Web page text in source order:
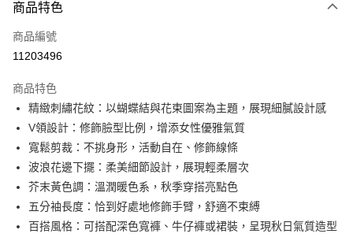
信用卡一次付款
信用卡分期付款
合作金庫商業銀行
華南商業銀行
彰化商業銀行
上海商業儲蓄銀行
台北富邦商業銀行
國泰世華商業銀行
兆豐國際商業銀行
臺灣中小企業銀行
台中商業銀行
匯豐（台灣）商業銀行
華泰商業銀行
聯邦商業銀行
遠東國際商業銀行
元大商業銀行
永豐商業銀行
玉山商業銀行
星展（台灣）商業銀行
6 期 0 利率 每期
華南商業銀行
彰化商業銀行
上海商業儲蓄銀行
台北富邦商業銀行
國泰世華商業銀行
兆豐國際商業銀行
臺灣中小企業銀行
台中商業銀行
匯豐（台灣）商業銀行
華泰商業銀行
聯邦商業銀行
遠東國際商業銀行
元大商業銀行
永豐商業銀行
超商取貨付款
LINE Pay
Apple Pay
街口支付
商品特色
商品編號
11203496
商品特色
精緻刺繡花紋：以蝴蝶結與花束圖案為主題，展現細膩設計感
V領設計：修飾臉型比例，增添女性優雅氣質
寬鬆剪裁：不挑身形，活動自在、修飾線條
波浪花邊下擺：柔美細節設計，展現輕柔層次
芥末黃色調：溫潤暖色系，秋季穿搭亮點色
五分袖長度：恰到好處地修飾手臂，舒適不束縛
百搭風格：可搭配深色寬褲、牛仔褲或裙裝，呈現秋日氣質造型